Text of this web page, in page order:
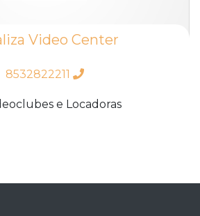
Video Center
8532822211
e Locadoras